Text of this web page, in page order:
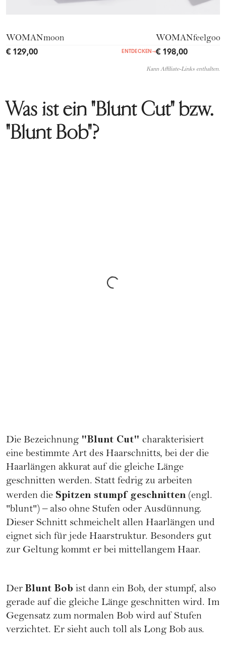
WOMANmoon
€ 129,00 ENTDECKEN →
WOMANfeelgood
€ 198,00
Kann Affiliate-Links enthalten.
Was ist ein "Blunt Cut" bzw.
"Blunt Bob"?
Die Bezeichnung "Blunt Cut" charakterisiert
eine bestimmte Art des Haarschnitts, bei der die
Haarlängen akkurat auf die gleiche Länge
geschnitten werden. Statt fedrig zu arbeiten
werden die Spitzen stumpf geschnitten (engl.
"blunt") – also ohne Stufen oder Ausdünnung.
Dieser Schnitt schmeichelt allen Haarlängen und
eignet sich für jede Haarstruktur. Besonders gut
zur Geltung kommt er bei mittellangem Haar.
Der Blunt Bob ist dann ein Bob, der stumpf, also
gerade auf die gleiche Länge geschnitten wird. Im
Gegensatz zum normalen Bob wird auf Stufen
verzichtet. Er sieht auch toll als Long Bob aus.